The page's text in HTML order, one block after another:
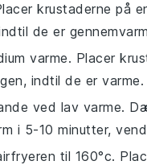
krustaderne på
de er
varme. Placer
indtil de er
ved lav varme.
i 5-10 minutter,
til 160°c.